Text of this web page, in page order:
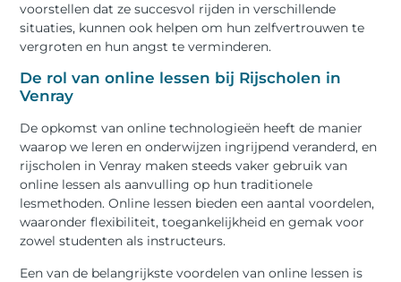
voorstellen dat ze succesvol rijden in verschillende
situaties, kunnen ook helpen om hun zelfvertrouwen te
vergroten en hun angst te verminderen.
De rol van online lessen bij Rijscholen in
Venray
De opkomst van online technologieën heeft de manier
waarop we leren en onderwijzen ingrijpend veranderd, en
rijscholen in Venray maken steeds vaker gebruik van
online lessen als aanvulling op hun traditionele
lesmethoden. Online lessen bieden een aantal voordelen,
waaronder flexibiliteit, toegankelijkheid en gemak voor
zowel studenten als instructeurs.
Een van de belangrijkste voordelen van online lessen is